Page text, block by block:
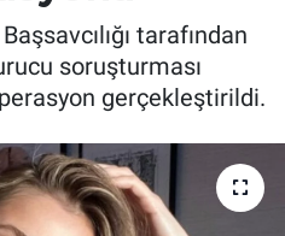
tarafından
soruşturması
gerçekleştirildi.